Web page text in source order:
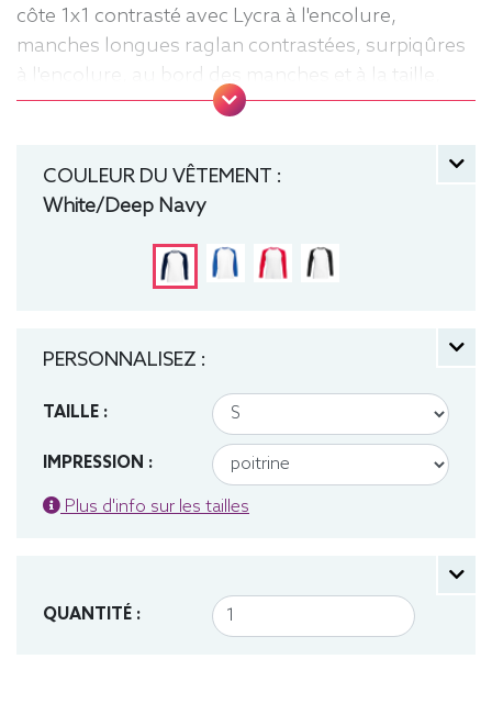
côte 1x1 contrasté avec Lycra à l'encolure,
manches longues raglan contrastées, surpiqûres
à l'encolure, au bord des manches et à la taille,
matériau tubulaire. Tee baseball, Tee-shirt,
COULEUR DU VÊTEMENT :
White/Deep Navy
PERSONNALISEZ :
TAILLE :
IMPRESSION :
Plus d'info sur les tailles
QUANTITÉ :